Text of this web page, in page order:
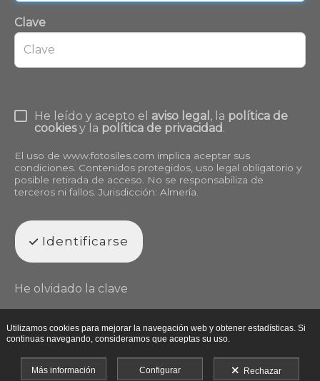
Clave
He leído y acepto el aviso legal , la política de
cookiesy la política de privacidad.
El uso de www.fotosiles.com implica aceptar sus
condiciones. Contenidos protegidos, uso legal obligatorio y
posible retirada de acceso. No se responsabiliza de
terceros ni fallos. Jurisdicción: Almería.
Identificarse
He olvidado la clave
Utilizamos cookies para mejorar la navegación web y obtener estadísticas. Si
continuas navegando, consideramos que aceptas su uso.
Más información Configurar Rechazar